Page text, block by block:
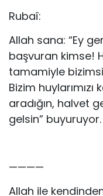
Rubaî:
Allah sana: “Ey
başvuran kimse!
tamamiyle
Bizim
aradığın, halvet
gelsin” buyuruyor.
————
Allah ile